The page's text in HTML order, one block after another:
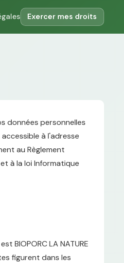
Exercer mes droits
données personnelles
à l'adresse
au Règlement
à la loi Informatique
BIOPORC LA NATURE
figurent dans les